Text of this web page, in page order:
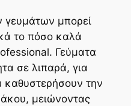
μπορεί
το πόσο καλά
Γεύματα
σε λιπαρά, για
καθυστερήσουν την
μειώνοντας